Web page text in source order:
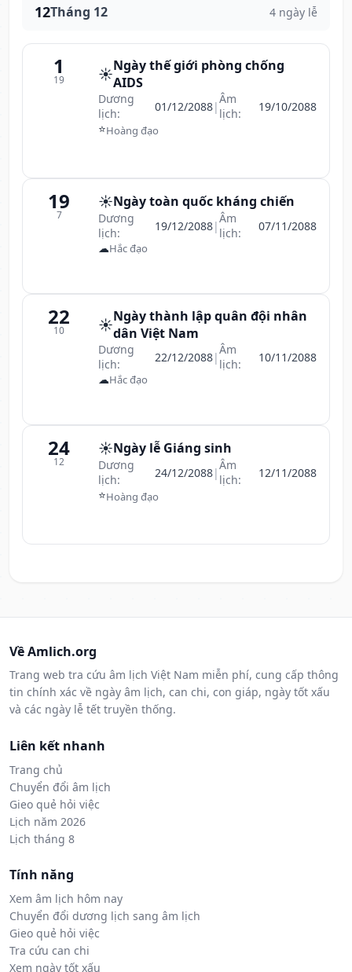
12Tháng 12 4 ngày lễ
1
19 ☀️Ngày thế giới phòng chống
AIDS
Dương
lịch:
01/12/2088|Âm
lịch:
19/10/2088
⭐Hoàng đạo
19
7
☀️Ngày toàn quốc kháng chiến
Dương
lịch:
19/12/2088|Âm
lịch:
07/11/2088
☁Hắc đạo
22
10 ☀️Ngày thành lập quân đội nhân
dân Việt Nam
Dương
lịch:
22/12/2088|Âm
lịch:
10/11/2088
☁Hắc đạo
24
12
☀️Ngày lễ Giáng sinh
Dương
lịch:
24/12/2088|Âm
lịch:
12/11/2088
⭐Hoàng đạo
Về Amlich.org
Trang web tra cứu âm lịch Việt Nam miễn phí, cung cấp thông
tin chính xác về ngày âm lịch, can chi, con giáp, ngày tốt xấu
và các ngày lễ tết truyền thống.
Liên kết nhanh
Trang chủ
Chuyển đổi âm lịch
Gieo quẻ hỏi việc
Lịch năm 2026
Lịch tháng 8
Tính năng
Xem âm lịch hôm nay
Chuyển đổi dương lịch sang âm lịch
Gieo quẻ hỏi việc
Tra cứu can chi
Xem ngày tốt xấu